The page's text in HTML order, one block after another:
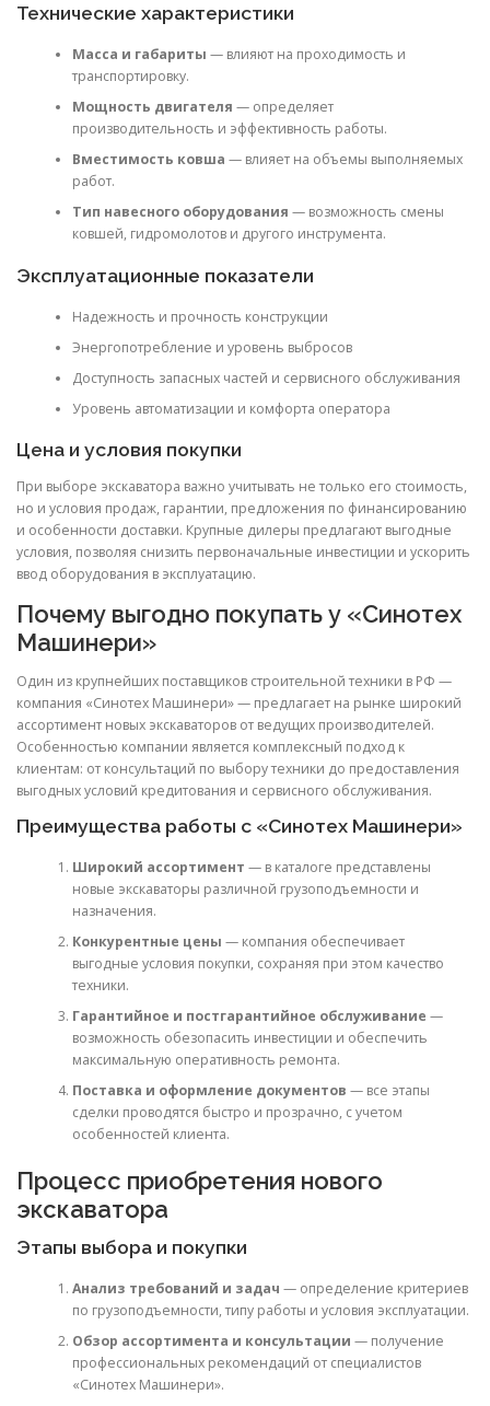
Технические характеристики
Масса и габариты — влияют на проходимость и
транспортировку.
Мощность двигателя — определяет
производительность и эффективность работы.
Вместимость ковша — влияет на объемы выполняемых
работ.
Тип навесного оборудования — возможность смены
ковшей, гидромолотов и другого инструмента.
Эксплуатационные показатели
Надежность и прочность конструкции
Энергопотребление и уровень выбросов
Доступность запасных частей и сервисного обслуживания
Уровень автоматизации и комфорта оператора
Цена и условия покупки
При выборе экскаватора важно учитывать не только его стоимость,
но и условия продаж, гарантии, предложения по финансированию
и особенности доставки. Крупные дилеры предлагают выгодные
условия, позволяя снизить первоначальные инвестиции и ускорить
ввод оборудования в эксплуатацию.
Почему выгодно покупать у «Синотех
Машинери»
Один из крупнейших поставщиков строительной техники в РФ —
компания «Синотех Машинери» — предлагает на рынке широкий
ассортимент новых экскаваторов от ведущих производителей.
Особенностью компании является комплексный подход к
клиентам: от консультаций по выбору техники до предоставления
выгодных условий кредитования и сервисного обслуживания.
Преимущества работы с «Синотех Машинери»
Широкий ассортимент — в каталоге представлены
новые экскаваторы различной грузоподъемности и
назначения.
Конкурентные цены — компания обеспечивает
выгодные условия покупки, сохраняя при этом качество
техники.
Гарантийное и постгарантийное обслуживание —
возможность обезопасить инвестиции и обеспечить
максимальную оперативность ремонта.
Поставка и оформление документов — все этапы
сделки проводятся быстро и прозрачно, с учетом
особенностей клиента.
Процесс приобретения нового
экскаватора
Этапы выбора и покупки
Анализ требований и задач — определение критериев
по грузоподъемности, типу работы и условия эксплуатации.
Обзор ассортимента и консультации — получение
профессиональных рекомендаций от специалистов
«Синотех Машинери».